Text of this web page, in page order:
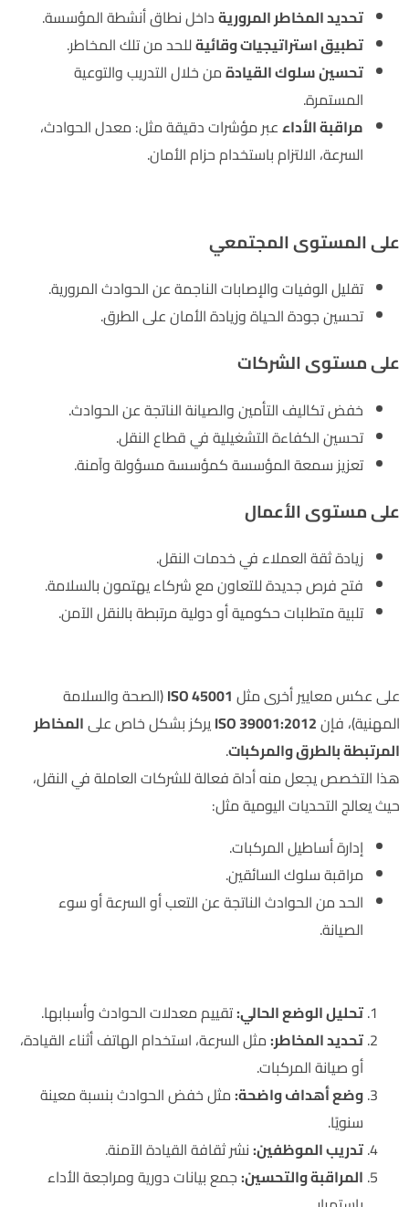
تحديد المخاطر المروريةداخل نطاق أنشطة المؤسسة.
تطبيق استراتيجيات وقائيةللحد من تلك المخاطر.
تحسين سلوك القيادةمن خلال التدريب والتوعية
المستمرة.
مراقبة الأداءعبر مؤشرات دقيقة مثل: معدل الحوادث،
السرعة، الالتزام باستخدام حزام الأمان.
على المستوى المجتمعي
تقليل الوفيات والإصابات الناجمة عن الحوادث المرورية.
تحسين جودة الحياة وزيادة الأمان على الطرق.
على مستوى الشركات
خفض تكاليف التأمين والصيانة الناتجة عن الحوادث.
تحسين الكفاءة التشغيلية في قطاع النقل.
تعزيز سمعة المؤسسة كمؤسسة مسؤولة وآمنة.
على مستوى الأعمال
زيادة ثقة العملاء في خدمات النقل.
فتح فرص جديدة للتعاون مع شركاء يهتمون بالسلامة.
تلبية متطلبات حكومية أو دولية مرتبطة بالنقل الآمن.
على عكس معايير أخرى مثل ISO 45001(الصحة والسلامة
المهنية)، فإنISO 39001:2012يركز بشكل خاص علىالمخاطر
المرتبطة بالطرق والمركبات.
هذا التخصص يجعل منه أداة فعالة للشركات العاملة في النقل،
حيث يعالج التحديات اليومية مثل:
إدارة أساطيل المركبات.
مراقبة سلوك السائقين.
الحد من الحوادث الناتجة عن التعب أو السرعة أو سوء
الصيانة.
تحليل الوضع الحالي:تقييم معدلات الحوادث وأسبابها.
تحديد المخاطر:مثل السرعة، استخدام الهاتف أثناء القيادة،
أو صيانة المركبات.
وضع أهداف واضحة:مثل خفض الحوادث بنسبة معينة
سنويًا.
تدريب الموظفين:نشر ثقافة القيادة الآمنة.
المراقبة والتحسين:جمع بيانات دورية ومراجعة الأداء